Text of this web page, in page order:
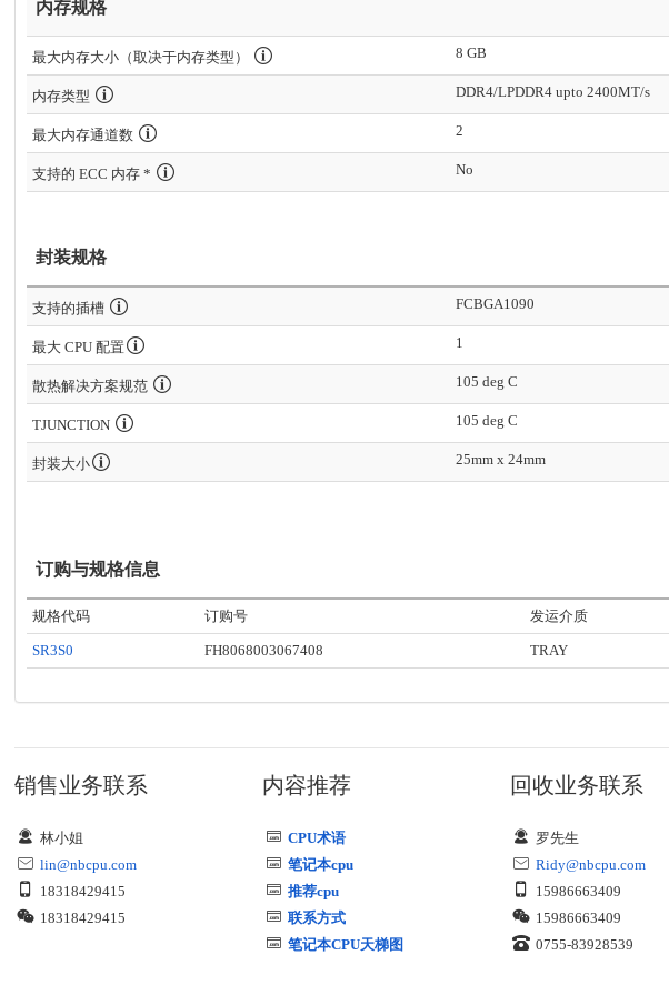
内存规格
最大内存大小（取决于内存类型） 8 GB
内存类型 DDR4/LPDDR4 upto 2400MT/s
最大内存通道数 2
支持的 ECC 内存 * No
封装规格
支持的插槽 FCBGA1090
最大 CPU 配置 1
散热解决方案规范 105 deg C
TJUNCTION 105 deg C
封装大小 25mm x 24mm
订购与规格信息
规格代码 订购号 发运介质
SR3S0 FH8068003067408 TRAY
销售业务联系
林小姐
lin@nbcpu.com
18318429415
18318429415
内容推荐
CPU术语
笔记本cpu
推荐cpu
联系方式
笔记本CPU天梯图
回收业务联系
罗先生
Ridy@nbcpu.com
15986663409
15986663409
0755-83928539